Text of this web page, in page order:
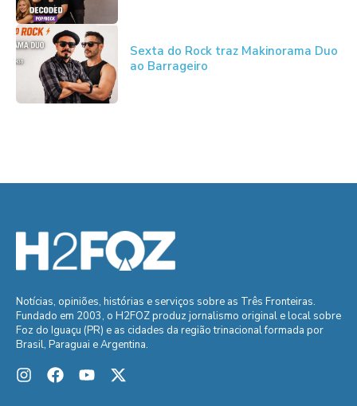
Sexta do Rock traz Makinorama Duo
ao Barrageiro
Notícias, opiniões, histórias e serviços sobre as Três Fronteiras.
Fundado em 2003, o H2FOZ produz jornalismo original e local sobre
Foz do Iguaçu (PR) e as cidades da região trinacional formada por
Brasil, Paraguai e Argentina.